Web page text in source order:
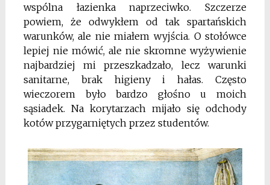
wspólna łazienka naprzeciwko. Szczerze
powiem, że odwykłem od tak spartańskich
warunków, ale nie miałem wyjścia. O stołówce
lepiej nie mówić, ale nie skromne wyżywienie
najbardziej mi przeszkadzało, lecz warunki
sanitarne, brak higieny i hałas. Często
wieczorem było bardzo głośno u moich
sąsiadek. Na korytarzach mijało się odchody
kotów przygarniętych przez studentów.